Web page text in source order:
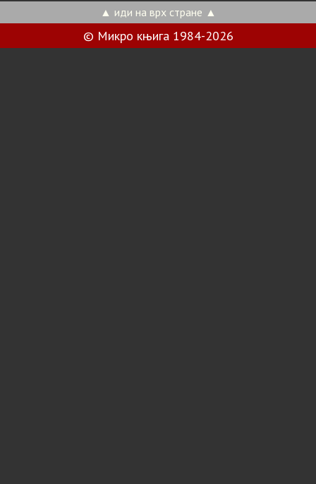
▲ иди на врх стране ▲
© Микро књига 1984-2026